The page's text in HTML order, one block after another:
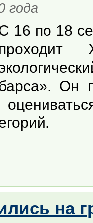
года
16 по 18
проходит
Он
на